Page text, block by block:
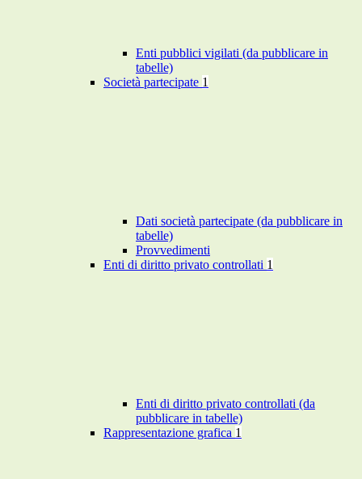
Enti pubblici vigilati (da pubblicare in
tabelle)
Società partecipate 1
Dati società partecipate (da pubblicare in
tabelle)
Provvedimenti
Enti di diritto privato controllati 1
Enti di diritto privato controllati (da
pubblicare in tabelle)
Rappresentazione grafica 1